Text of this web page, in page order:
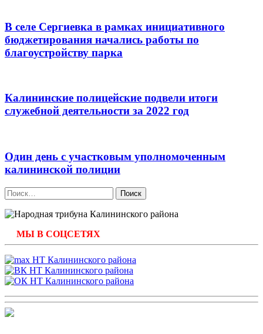
В селе Сергиевка в рамках инициативного
бюджетирования начались работы по
благоустройству парка
Калининские полицейские подвели итоги
служебной деятельности за 2022 год
Один день с участковым уполномоченным
калининской полиции
Найти:
МЫ В СОЦСЕТЯХ